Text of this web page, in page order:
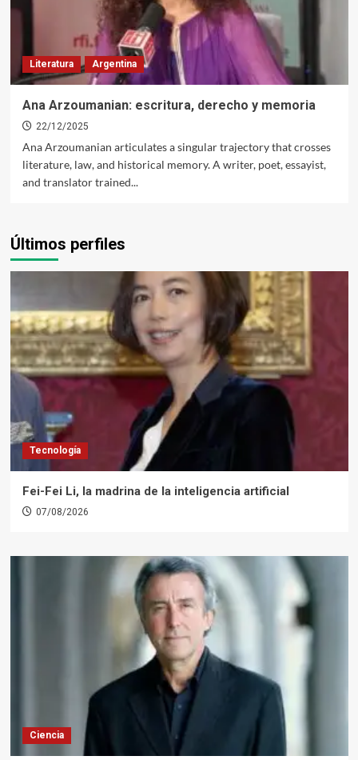
Literatura Argentina
Ana Arzoumanian: escritura, derecho y memoria
22/12/2025
Ana Arzoumanian articulates a singular trajectory that crosses
literature, law, and historical memory. A writer, poet, essayist,
and translator trained...
Últimos perfiles
Tecnología
Fei-Fei Li, la madrina de la inteligencia artificial
07/08/2026
Ciencia